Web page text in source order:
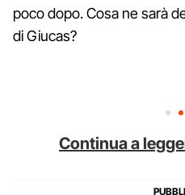
poco dopo. Cosa ne sarà
di Giucas?
Continua a